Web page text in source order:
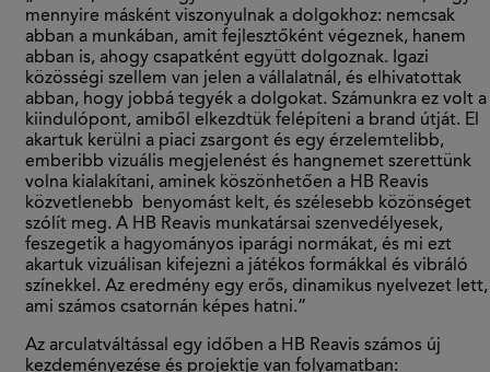
mennyire másként viszonyulnak a dolgokhoz: nemcsak
abban a munkában, amit fejlesztőként végeznek, hanem
abban is, ahogy csapatként együtt dolgoznak. Igazi
közösségi szellem van jelen a vállalatnál, és elhivatottak
abban, hogy jobbá tegyék a dolgokat. Számunkra ez volt a
kiindulópont, amiből elkezdtük felépíteni a brand útját. El
akartuk kerülni a piaci zsargont és egy érzelemtelibb,
emberibb vizuális megjelenést és hangnemet szerettünk
volna kialakítani, aminek köszönhetően a HB Reavis
közvetlenebb benyomást kelt, és szélesebb közönséget
szólít meg. A HB Reavis munkatársai szenvedélyesek,
feszegetik a hagyományos iparági normákat, és mi ezt
akartuk vizuálisan kifejezni a játékos formákkal és vibráló
színekkel. Az eredmény egy erős, dinamikus nyelvezet lett,
ami számos csatornán képes hatni.”
Az arculatváltással egy időben a HB Reavis számos új
kezdeményezése és projektje van folyamatban: